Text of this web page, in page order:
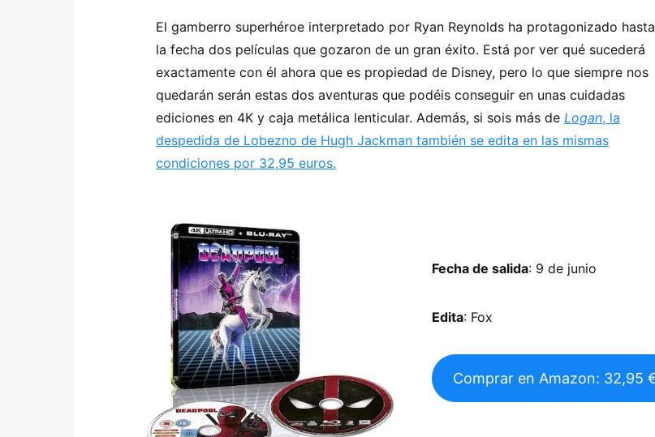
El gamberro superhéroe interpretado por Ryan Reynolds ha protagonizado hasta
la fecha dos películas que gozaron de un gran éxito. Está por ver qué sucederá
exactamente con él ahora que es propiedad de Disney, pero lo que siempre nos
quedarán serán estas dos aventuras que podéis conseguir en unas cuidadas
ediciones en 4K y caja metálica lenticular. Además, si sois más de Logan, la
despedida de Lobezno de Hugh Jackman también se edita en las mismas
condiciones por 32,95 euros.
Fecha de salida: 9 de junio
Edita: Fox
Comprar en Amazon: 32,95